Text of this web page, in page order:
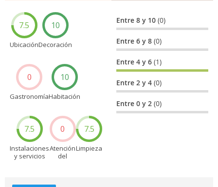
7.5
Ubicación
10
Decoración
0
Gastronomía
10
Habitación
7.5
Instalaciones
y servicios
0
Atención
del
7.5
Limpieza
Entre 8 y 10(0)
Entre 6 y 8(0)
Entre 4 y 6(1)
Entre 2 y 4(0)
Entre 0 y 2(0)